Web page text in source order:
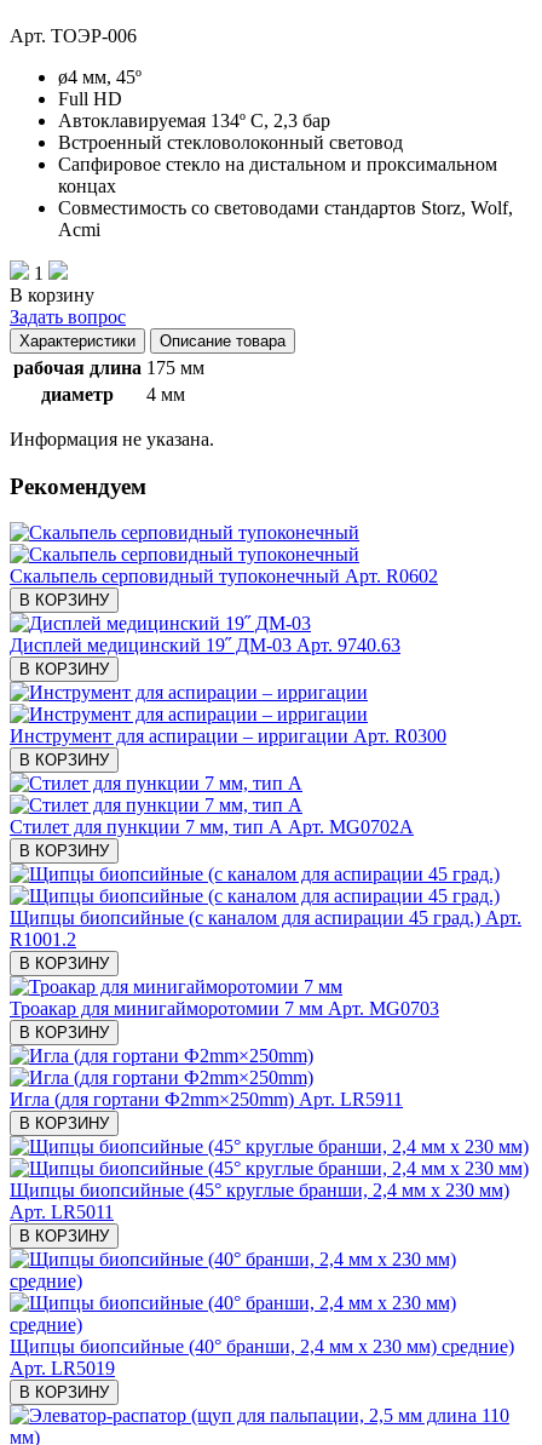
Арт. ТОЭР-006
ø4 мм, 45º
Full HD
Автоклавируемая 134º С, 2,3 бар
Встроенный стекловолоконный световод
Сапфировое стекло на дистальном и проксимальном
концах
Совместимость со световодами стандартов Storz, Wolf,
Acmi
1
В корзину
Задать вопрос
Характеристики Описание товара
рабочая длина 175 мм
диаметр
4 мм
Информация не указана.
Рекомендуем
Скальпель серповидный тупоконечный Арт. R0602
В КОРЗИНУ
Дисплей медицинский 19˝ ДМ-03 Арт. 9740.63
В КОРЗИНУ
Инструмент для аспирации – ирригации Арт. R0300
В КОРЗИНУ
Стилет для пункции 7 мм, тип А Арт. MG0702А
В КОРЗИНУ
Щипцы биопсийные (с каналом для аспирации 45 град.) Арт.
R1001.2
В КОРЗИНУ
Троакар для минигайморотомии 7 мм Арт. MG0703
В КОРЗИНУ
Игла (для гортани Ф2mm×250mm) Арт. LR5911
В КОРЗИНУ
Щипцы биопсийные (45° круглые бранши, 2,4 мм х 230 мм)
Арт. LR5011
В КОРЗИНУ
Щипцы биопсийные (40° бранши, 2,4 мм х 230 мм) средние)
Арт. LR5019
В КОРЗИНУ